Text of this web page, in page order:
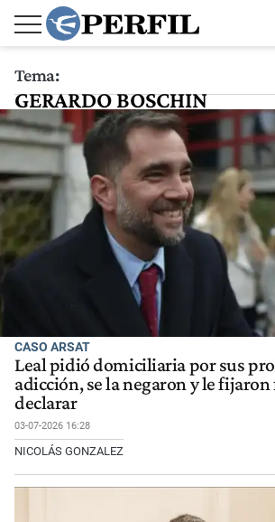
Tema:
GERARDO BOSCHIN
CASO ARSAT
Leal pidió domiciliaria por sus
adicción, se la negaron y le fijaron
declarar
03-07-2026 16:28
NICOLÁS GONZALEZ